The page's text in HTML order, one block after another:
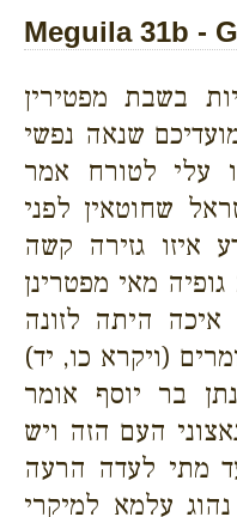
Meguila 31b -
בשבת מפטירין
שנאה נפשי
עלי לטורח אמר
שחוטאין לפני
איזו גזירה קשה
מאי מפטרינן
היתה לזונה
(ויקרא כו, יד)
בר יוסף אומר
העם הזה ויש
מתי לעדה הרעה
עלמא למיקרי